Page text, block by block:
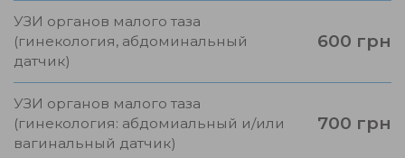
УЗИ органов малого таза
(гинекология, абдоминальный
датчик)
600 грн
УЗИ органов малого таза
(гинекология: абдомиальный и/или
вагинальный датчик)
700 грн